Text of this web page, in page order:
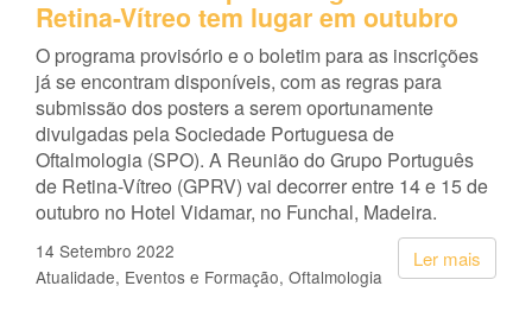
Retina-Vítreo tem lugar em outubro
O programa provisório e o boletim para as inscrições
já se encontram disponíveis, com as regras para
submissão dos posters a serem oportunamente
divulgadas pela Sociedade Portuguesa de
Oftalmologia (SPO). A Reunião do Grupo Português
de Retina-Vítreo (GPRV) vai decorrer entre 14 e 15 de
outubro no Hotel Vidamar, no Funchal, Madeira.
Ler mais
14 Setembro 2022
Atualidade Eventos e Formação Oftalmologia